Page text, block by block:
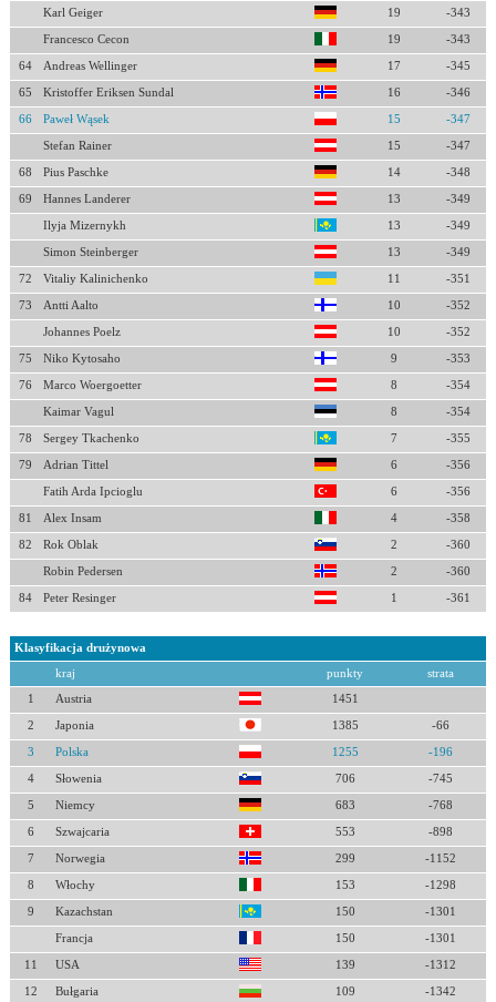
Karl Geiger 19 -343
Francesco Cecon 19 -343
64 Andreas Wellinger 17 -345
65 Kristoffer Eriksen Sundal 16 -346
66 Paweł Wąsek 15 -347
Stefan Rainer 15 -347
68 Pius Paschke 14 -348
69 Hannes Landerer 13 -349
Ilyja Mizernykh 13 -349
Simon Steinberger 13 -349
72 Vitaliy Kalinichenko 11 -351
73 Antti Aalto 10 -352
Johannes Poelz 10 -352
75 Niko Kytosaho 9 -353
76 Marco Woergoetter 8 -354
Kaimar Vagul 8 -354
78 Sergey Tkachenko 7 -355
79 Adrian Tittel 6 -356
Fatih Arda Ipcioglu 6 -356
81 Alex Insam 4 -358
82 Rok Oblak 2 -360
Robin Pedersen 2 -360
84 Peter Resinger 1 -361
Klasyfikacja drużynowa
kraj punkty strata
1 Austria 1451
2 Japonia 1385 -66
3 Polska 1255 -196
4 Słowenia 706 -745
5 Niemcy 683 -768
6 Szwajcaria 553 -898
7 Norwegia 299 -1152
8 Włochy 153 -1298
9 Kazachstan 150 -1301
Francja 150 -1301
11 USA 139 -1312
12 Bułgaria 109 -1342